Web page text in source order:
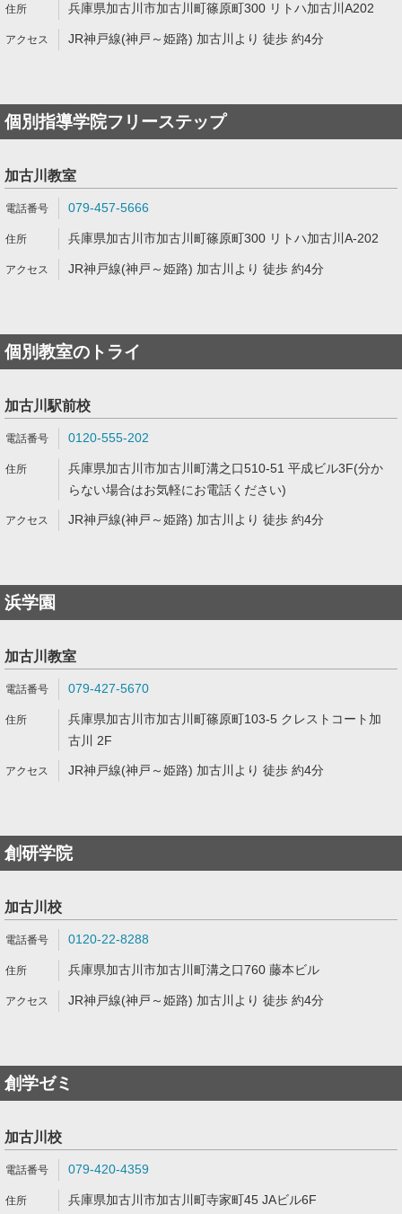
兵庫県加古川市加古川町篠原町300 リトハ加古川A202
JR神戸線(神戸～姫路) 加古川より 徒歩 約4分
個別指導学院フリーステップ
加古川教室
079-457-5666
兵庫県加古川市加古川町篠原町300 リトハ加古川A-202
JR神戸線(神戸～姫路) 加古川より 徒歩 約4分
個別教室のトライ
加古川駅前校
0120-555-202
兵庫県加古川市加古川町溝之口510-51 平成ビル3F(分か
らない場合はお気軽にお電話ください)
JR神戸線(神戸～姫路) 加古川より 徒歩 約4分
浜学園
加古川教室
079-427-5670
兵庫県加古川市加古川町篠原町103-5 クレストコート加
古川 2F
JR神戸線(神戸～姫路) 加古川より 徒歩 約4分
創研学院
加古川校
0120-22-8288
兵庫県加古川市加古川町溝之口760 藤本ビル
JR神戸線(神戸～姫路) 加古川より 徒歩 約4分
創学ゼミ
加古川校
079-420-4359
兵庫県加古川市加古川町寺家町45 JAビル6F